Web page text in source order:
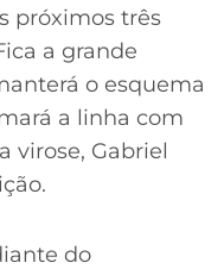
próximos três
a grande
o esquema
a linha com
virose, Gabriel
do